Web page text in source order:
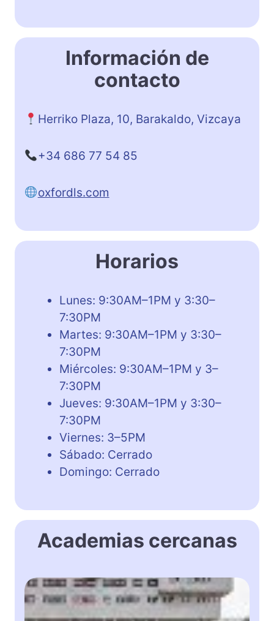
Información de
contacto
Herriko Plaza, 10, Barakaldo, Vizcaya
+34 686 77 54 85
oxfordls.com
Horarios
Lunes: 9:30AM–1PM y 3:30–
7:30PM
Martes: 9:30AM–1PM y 3:30–
7:30PM
Miércoles: 9:30AM–1PM y 3–
7:30PM
Jueves: 9:30AM–1PM y 3:30–
7:30PM
Viernes: 3–5PM
Sábado: Cerrado
Domingo: Cerrado
Academias cercanas
S
u